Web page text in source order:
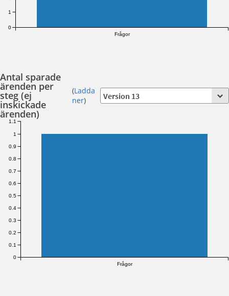
Frågor
0
1
Antal sparade
ärenden per
steg (ej
inskickade
ärenden)
(Ladda
ner)
Frågor
0
0.1
0.2
0.3
0.4
0.5
0.6
0.7
0.8
0.9
1
1.1